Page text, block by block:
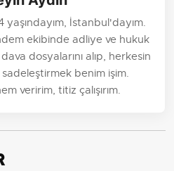
yaşındayım, İstanbul'dayım.
ekibinde adliye ve hukuk
dosyalarını alıp, herkesin
benim işim.
veririm, titiz çalışırım.